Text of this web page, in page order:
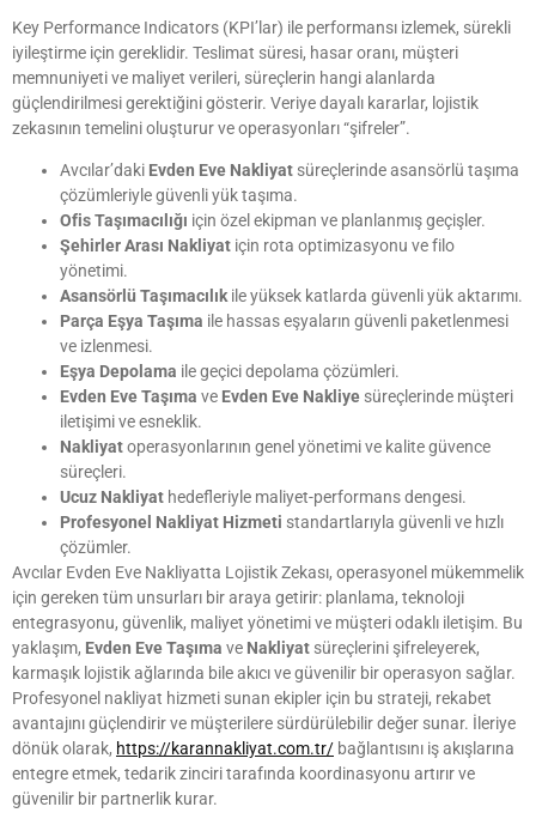
Key Performance Indicators (KPI’lar) ile performansı izlemek, sürekli
iyileştirme için gereklidir. Teslimat süresi, hasar oranı, müşteri
memnuniyeti ve maliyet verileri, süreçlerin hangi alanlarda
güçlendirilmesi gerektiğini gösterir. Veriye dayalı kararlar, lojistik
zekasının temelini oluşturur ve operasyonları “şifreler”.
Avcılar’daki Evden Eve Nakliyat süreçlerinde asansörlü taşıma
çözümleriyle güvenli yük taşıma.
Ofis Taşımacılığı için özel ekipman ve planlanmış geçişler.
Şehirler Arası Nakliyat için rota optimizasyonu ve filo
yönetimi.
Asansörlü Taşımacılık ile yüksek katlarda güvenli yük aktarımı.
Parça Eşya Taşıma ile hassas eşyaların güvenli paketlenmesi
ve izlenmesi.
Eşya Depolama ile geçici depolama çözümleri.
Evden Eve Taşıma ve Evden Eve Nakliye süreçlerinde müşteri
iletişimi ve esneklik.
Nakliyatoperasyonlarının genel yönetimi ve kalite güvence
süreçleri.
Ucuz Nakliyat hedefleriyle maliyet-performans dengesi.
Profesyonel Nakliyat Hizmeti standartlarıyla güvenli ve hızlı
çözümler.
Avcılar Evden Eve Nakliyatta Lojistik Zekası, operasyonel mükemmelik
için gereken tüm unsurları bir araya getirir: planlama, teknoloji
entegrasyonu, güvenlik, maliyet yönetimi ve müşteri odaklı iletişim. Bu
yaklaşım, Evden Eve Taşıma ve Nakliyat süreçlerini şifreleyerek,
karmaşık lojistik ağlarında bile akıcı ve güvenilir bir operasyon sağlar.
Profesyonel nakliyat hizmeti sunan ekipler için bu strateji, rekabet
avantajını güçlendirir ve müşterilere sürdürülebilir değer sunar. İleriye
dönük olarak, https://karannakliyat.com.tr/ bağlantısını iş akışlarına
entegre etmek, tedarik zinciri tarafında koordinasyonu artırır ve
güvenilir bir partnerlik kurar.